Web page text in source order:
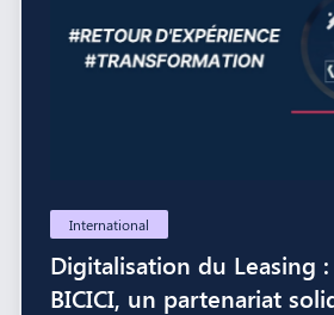
International
Digitalisation du Leasing
BICICI, un partenariat